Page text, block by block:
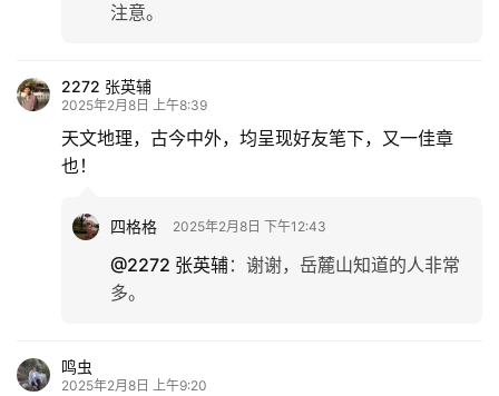
育
儿
多
注意。
2272 张英辅
2025年2月8日 上午8:39
天文地理，古今中外，均呈现好友笔下，又一佳章
也！
四格格 2025年2月8日 下午12:43
@2272 张英辅： 谢谢，岳麓山知道的人非常
多。
鸣虫
2025年2月8日 上午9:20